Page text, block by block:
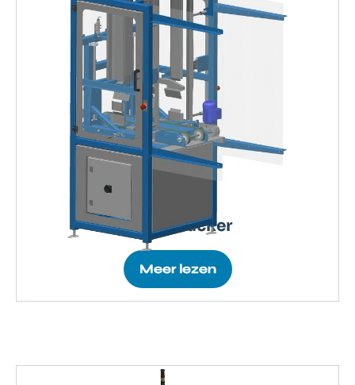
Crate stacker
Meer lezen